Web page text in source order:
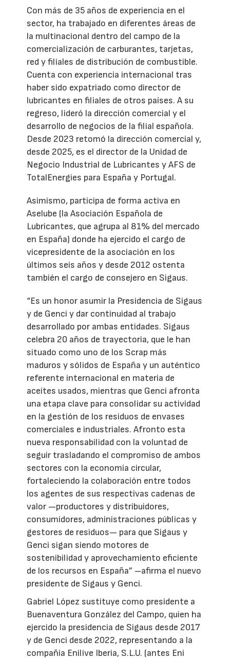
Con más de 35 años de experiencia en el
sector, ha trabajado en diferentes áreas de
la multinacional dentro del campo de la
comercialización de carburantes, tarjetas,
red y filiales de distribución de combustible.
Cuenta con experiencia internacional tras
haber sido expatriado como director de
lubricantes en filiales de otros países. A su
regreso, lideró la dirección comercial y el
desarrollo de negocios de la filial española.
Desde 2023 retomó la dirección comercial y,
desde 2025, es el director de la Unidad de
Negocio Industrial de Lubricantes y AFS de
TotalEnergies para España y Portugal.
Asimismo, participa de forma activa en
Aselube (la Asociación Española de
Lubricantes, que agrupa al 81% del mercado
en España) donde ha ejercido el cargo de
vicepresidente de la asociación en los
últimos seis años y desde 2012 ostenta
también el cargo de consejero en Sigaus.
“Es un honor asumir la Presidencia de Sigaus
y de Genci y dar continuidad al trabajo
desarrollado por ambas entidades. Sigaus
celebra 20 años de trayectoria, que le han
situado como uno de los Scrap más
maduros y sólidos de España y un auténtico
referente internacional en materia de
aceites usados, mientras que Genci afronta
una etapa clave para consolidar su actividad
en la gestión de los residuos de envases
comerciales e industriales. Afronto esta
nueva responsabilidad con la voluntad de
seguir trasladando el compromiso de ambos
sectores con la economía circular,
fortaleciendo la colaboración entre todos
los agentes de sus respectivas cadenas de
valor —productores y distribuidores,
consumidores, administraciones públicas y
gestores de residuos— para que Sigaus y
Genci sigan siendo motores de
sostenibilidad y aprovechamiento eficiente
de los recursos en España” –afirma el nuevo
presidente de Sigaus y Genci.
Gabriel López sustituye como presidente a
Buenaventura González del Campo, quien ha
ejercido la presidencia de Sigaus desde 2017
y de Genci desde 2022, representando a la
compañía Enilive Iberia, S.L.U. (antes Eni